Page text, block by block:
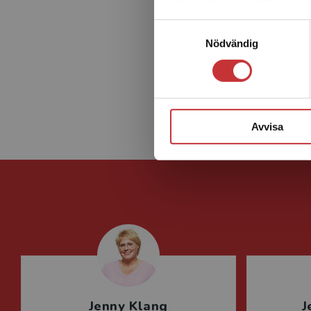
Nödvändig
Avvisa
Jenny Klang